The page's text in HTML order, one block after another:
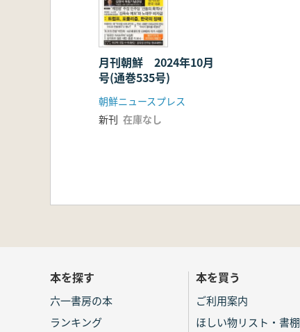
月刊朝鮮 2024年10月
号(通巻535号)
朝鮮ニュースプレス
新刊 在庫なし
本を探す
六一書房の本
ランキング
本を買う
ご利用案内
ほしい物リスト・書棚